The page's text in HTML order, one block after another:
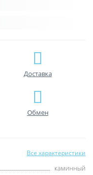
Доставка
Обмен
Все характеристики
каминный